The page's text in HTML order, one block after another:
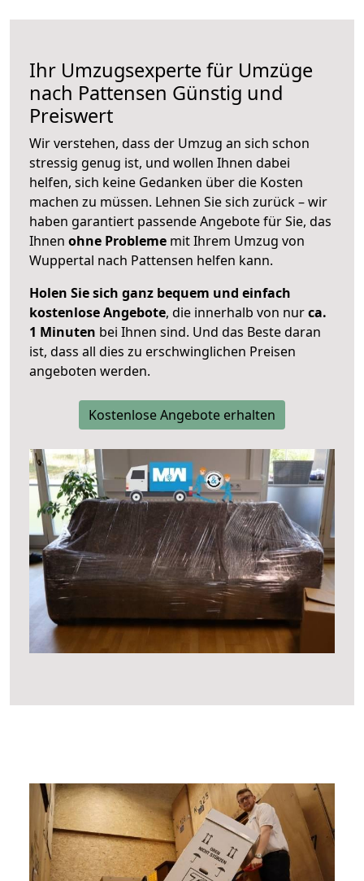
Ihr Umzugsexperte für Umzüge
nach Pattensen Günstig und
Preiswert
Wir verstehen, dass der Umzug an sich schon
stressig genug ist, und wollen Ihnen dabei
helfen, sich keine Gedanken über die Kosten
machen zu müssen. Lehnen Sie sich zurück – wir
haben garantiert passende Angebote für Sie, das
Ihnen ohne Probleme mit Ihrem Umzug von
Wuppertal nach Pattensen helfen kann.
Holen Sie sich ganz bequem und einfach
kostenlose Angebote, die innerhalb von nurca.
1 Minuten bei Ihnen sind. Und das Beste daran
ist, dass all dies zu erschwinglichen Preisen
angeboten werden.
Kostenlose Angebote erhalten